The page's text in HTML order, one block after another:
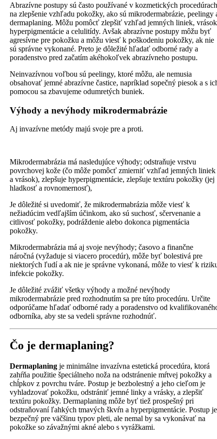
Abrazívne postupy sú často používané v kozmetických procedúrach
na zlepšenie vzhľadu pokožky, ako sú mikrodermabrázie, peelingy
dermaplaning. Môžu pomôcť zlepšiť vzhľad jemných liniek,
hyperpigmentácie a celulitídy. Avšak abrazívne postupy môžu byť
agresívne pre pokožku a môžu viesť k poškodeniu pokožky, ak nie
sú správne vykonané. Preto je dôležité hľadať odborné rady a
poradenstvo pred začatím akéhokoľvek abrazívneho postupu.
Neinvazívnou voľbou sú peelingy, ktoré môžu, ale nemusia
obsahovať jemné abrazívne častice, napríklad sopečný piesok a s
pomocou sa zbavujeme odumretých buniek.
Výhody a nevýhody mikrodermabrázie
Aj invazívne metódy majú svoje pre a proti.
Mikrodermabrázia má nasledujúce výhody; odstraňuje vrstvu
povrchovej kože (čo môže pomôcť zmierniť vzhľad jemných liniek
a vrások), zlepšuje hyperpigmentácie, zlepšuje textúru pokožky (jej
hladkosť a rovnomernosť),
Je dôležité si uvedomiť, že mikrodermabrázia môže viesť k
nežiadúcim vedľajším účinkom, ako sú suchosť, sčervenanie a
citlivosť pokožky, podráždenie alebo dokonca pigmentácia
pokožky.
Mikrodermabrázia má aj svoje nevýhody; časovo a finančne
náročná (vyžaduje si viacero procedúr), môže byť bolestivá pre
niektorých ľudí a ak nie je správne vykonaná, môže to viesť k
infekcie pokožky.
Je dôležité zvážiť všetky výhody a možné nevýhody
mikrodermabrázie pred rozhodnutím sa pre túto procedúru. Určite
odporúčame hľadať odborné rady a poradenstvo od
odborníka, aby ste sa vedeli správne rozhodnúť.
Čo je dermaplaning?
Dermaplaning je minimálne invazívna estetická procedúra, ktorá
zahŕňa použitie špeciálneho noža na odstránenie mŕtvej pokožky a
chĺpkov z povrchu tváre. Postup je bezbolestný a jeho cieľom je
vyhladzovať pokožku, odstrániť jemné linky a vrásky, a zlepšiť
textúru pokožky. Dermaplaning môže byť tiež prospešný pri
odstraňovaní ľahkých tmavých škvŕn a hyperpigmentácie. Postup je
bezpečný pre väčšinu typov pleti, ale nemal by sa vykonávať na
pokožke so závažnými akné alebo s vyrážkami.